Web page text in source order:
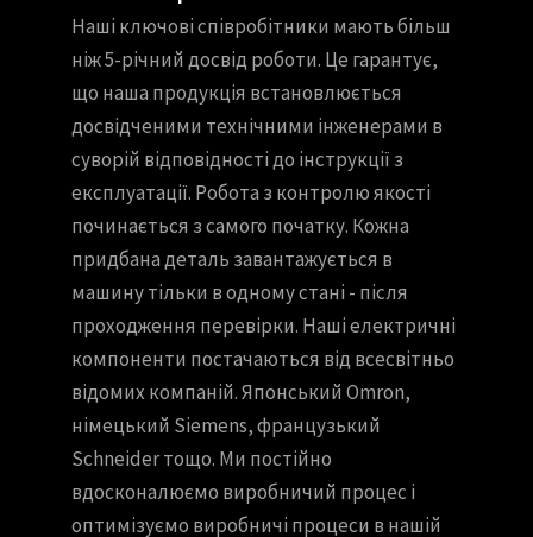
Наші ключові співробітники мають більш
ніж 5-річний досвід роботи. Це гарантує,
що наша продукція встановлюється
досвідченими технічними інженерами в
суворій відповідності до інструкції з
експлуатації. Робота з контролю якості
починається з самого початку. Кожна
придбана деталь завантажується в
машину тільки в одному стані - після
проходження перевірки. Наші електричні
компоненти постачаються від всесвітньо
відомих компаній. Японський Omron,
німецький Siemens, французький
Schneider тощо. Ми постійно
вдосконалюємо виробничий процес і
оптимізуємо виробничі процеси в нашій